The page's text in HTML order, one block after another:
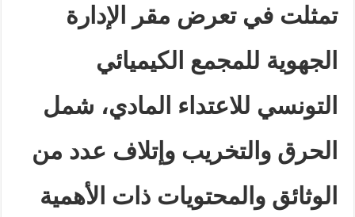
تمثلت في تعرض مقر الإدارة
الجهوية للمجمع الكيميائي
التونسي للاعتداء المادي، شمل
الحرق والتخريب وإتلاف عدد من
الوثائق والمحتويات ذات الأهمية